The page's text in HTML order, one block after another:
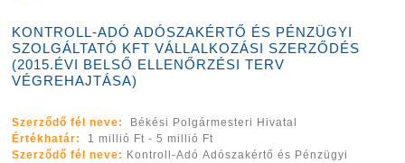
KONTROLL-ADÓ ADÓSZAKÉRTŐ ÉS PÉNZÜGYI
SZOLGÁLTATÓ KFT VÁLLALKOZÁSI SZERZŐDÉS
(2015.ÉVI BELSŐ ELLENŐRZÉSI TERV
VÉGREHAJTÁSA)
Szerződő fél neve:
Békési Polgármesteri Hivatal
Értékhatár:
1 millió Ft - 5 millió Ft
Szerződő fél neve: Kontroll-Adó Adószakértő és Pénzügyi